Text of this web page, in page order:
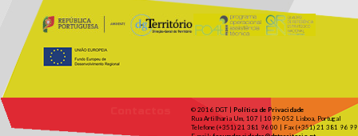
© 2016 DGT | Política de Privacidade
Rua Artilharia Um, 107 | 1099-052 Lisboa, Portugal
Telefone (+351) 21 381 96 00 | Fax (+351) 21 381 96 99